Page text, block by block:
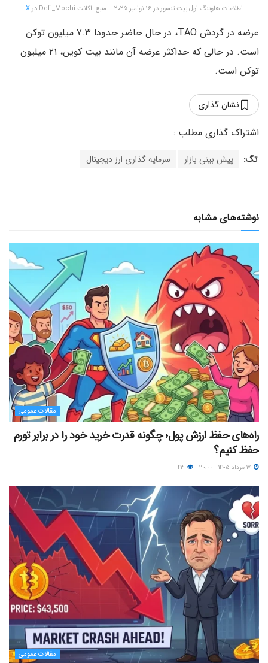
اطلاعات هاوینگ اول بیت تنسور در ۱۶ نوامبر ۲۰۲۵ – منبع: اکانت Defi_Mochi در X
عرضه در گردش TAO، در حال حاضر حدودا ۷.۳ میلیون توکن
است. در حالی که حداکثر عرضه آن مانند بیت کوین، ۲۱ میلیون
توکن است.
نشان گذاری
تگ: پیش بینی بازار سرمایه گذاری ارز دیجیتال
نوشته‌های مشابه
مقالات عمومی
راه‌های حفظ ارزش پول؛ چگونه قدرت خرید خود را در برابر تورم
حفظ کنیم؟
مقالات عمومی